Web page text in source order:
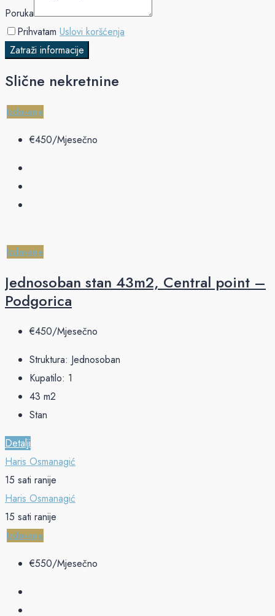
Poruka
Prihvatam Uslovi koršćenja
Zatraži informacije
Slične nekretnine
Izdavanje
€‎450/Mjesečno
Izdavanje
Jednosoban stan 43m2, Central point –
Podgorica
€‎450/Mjesečno
Struktura: Jednosoban
Kupatilo: 1
43 m2
Stan
Detalji
Haris Osmanagić
15 sati ranije
Haris Osmanagić
15 sati ranije
Izdavanje
€‎550/Mjesečno